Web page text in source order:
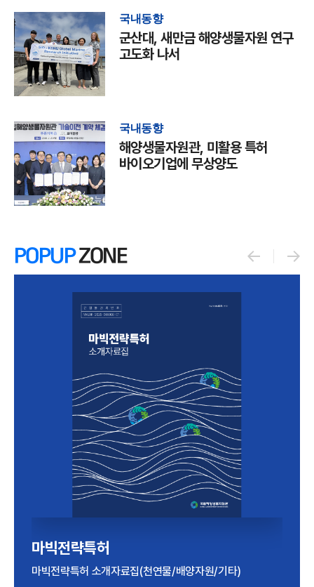
국내동향
군산대, 새만금 해양생물자원 연구
고도화 나서
국내동향
해양생물자원관, 미활용 특허
바이오기업에 무상양도
POPUPZONE
해양바이오산업 실태조사
2024년 기준 해양바이오산업 실태조사 보고서
마빅전략특허
마빅전략특허 소개자료집(천연물/배양자원/기타)